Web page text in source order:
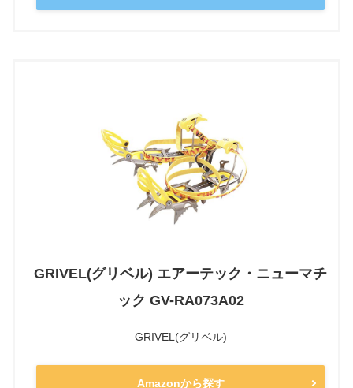
GRIVEL(グリベル) エアーテック・ニューマチ
ック GV-RA073A02
GRIVEL(グリベル)
Amazonから探す